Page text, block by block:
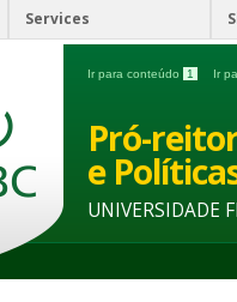
Services
Ir para conteúdo 1 Ir
Pró-
e
UNIVERSIDADE